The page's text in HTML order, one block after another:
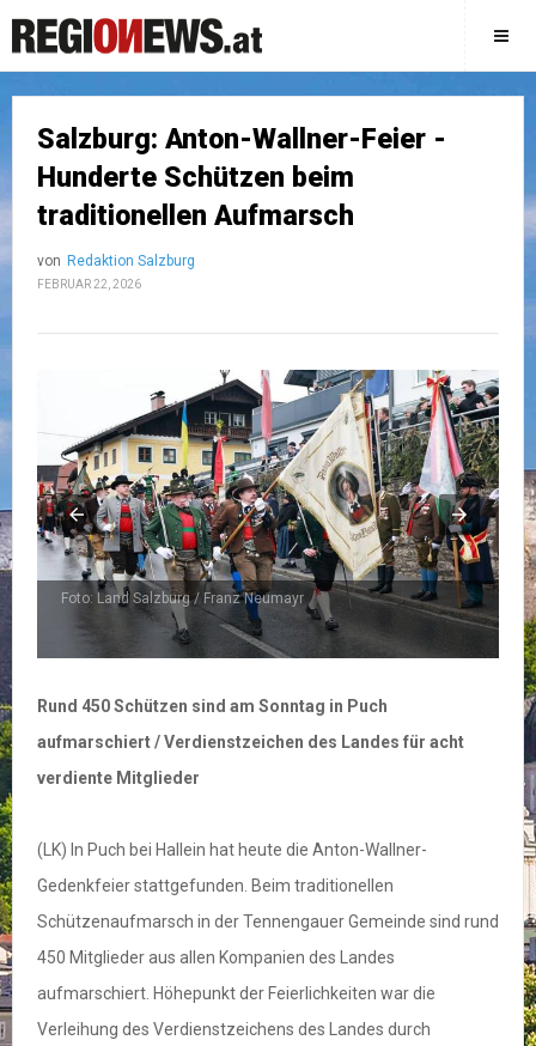
Salzburg: Anton-Wallner-Feier -
Hunderte Schützen beim
traditionellen Aufmarsch
von Redaktion Salzburg
FEBRUAR 22, 2026
Foto: Land Salzburg / Franz Neumayr
Rund 450 Schützen sind am Sonntag in Puch
aufmarschiert / Verdienstzeichen des Landes für acht
verdiente Mitglieder
(LK) In Puch bei Hallein hat heute die Anton-Wallner-
Gedenkfeier stattgefunden. Beim traditionellen
Schützenaufmarsch in der Tennengauer Gemeinde sind rund
450 Mitglieder aus allen Kompanien des Landes
aufmarschiert. Höhepunkt der Feierlichkeiten war die
Verleihung des Verdienstzeichens des Landes durch